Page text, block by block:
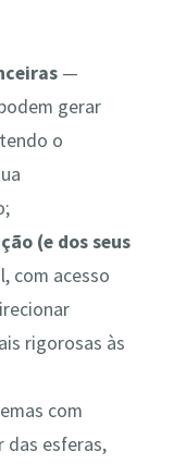
—
gerar
o
(e dos seus
com acesso
rigorosas às
com
das esferas,